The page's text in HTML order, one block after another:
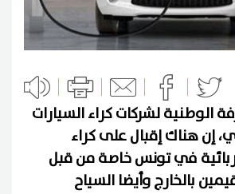
الوطنية لشركات كراء السيارات
إن هناك إقبال على كراء
في تونس خاصة من قبل
بالخارج وأيضا السياح